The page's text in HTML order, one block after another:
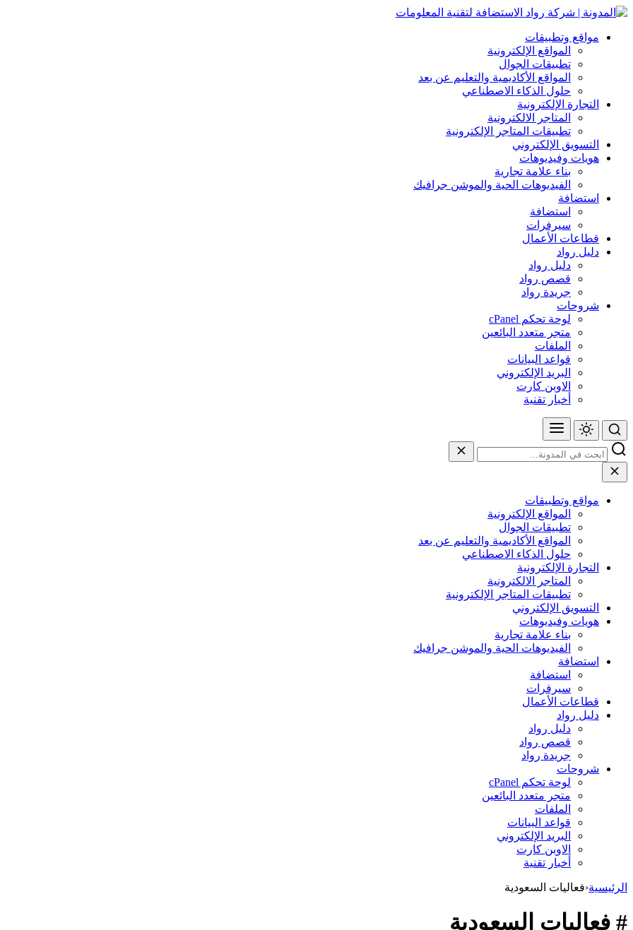
مواقع وتطبيقات
المواقع الإلكترونية
تطبيقات الجوال
المواقع الأكاديمية والتعليم عن بعد
حلول الذكاء الاصطناعي
التجارة الإلكترونية
المتاجر الالكترونية
تطبيقات المتاجر الإلكترونية
التسويق الإلكتروني
هويات وفيديوهات
بناء علامة تجارية
الفيديوهات الحية والموشن جرافيك
استضافة
استضافة
سيرفرات
قطاعات الأعمال
دليل رواد
دليل رواد
قصص رواد
جريدة رواد
شروحات
لوحة تحكم cPanel
متجر متعدد البائعين
الملفات
قواعد البيانات
البريد الإلكتروني
الاوبن كارت
أخبار تقنية
مواقع وتطبيقات
المواقع الإلكترونية
تطبيقات الجوال
المواقع الأكاديمية والتعليم عن بعد
حلول الذكاء الاصطناعي
التجارة الإلكترونية
المتاجر الالكترونية
تطبيقات المتاجر الإلكترونية
التسويق الإلكتروني
هويات وفيديوهات
بناء علامة تجارية
الفيديوهات الحية والموشن جرافيك
استضافة
استضافة
سيرفرات
قطاعات الأعمال
دليل رواد
دليل رواد
قصص رواد
جريدة رواد
شروحات
لوحة تحكم cPanel
متجر متعدد البائعين
الملفات
قواعد البيانات
البريد الإلكتروني
الاوبن كارت
أخبار تقنية
الرئيسية‹فعاليات السعودية
# فعاليات السعودية